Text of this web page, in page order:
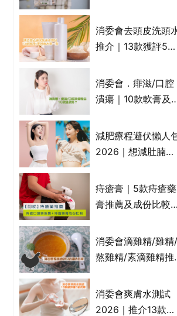
地點一覽｜屈臣氏
萬寧、首衛、綠領行
消委會去頭皮洗頭
推介｜13款獲評5星
KLORANE、沙宣、
呂、LUX等上榜｜4
消委會．痱滋/口腔
潰瘍｜10款軟膏及
屬處方藥物？有哪
受關注成分？｜必知
減肥療程避伏懶人
2026｜想減肚腩但
VS不良黑店5大手法
對比｜SLIMTONE減
痔瘡膏｜5款痔瘡藥
膏推薦及成份比較
有效紓緩痔瘡疼痛痕
癢｜附痔瘡成因及病
消委會滴雞精/雞精/
熬雞精/素滴雞精推
款含致癌物 9款總評
達5星滿分名單 屈臣
消委會爽膚水測試
2026｜推介13款總